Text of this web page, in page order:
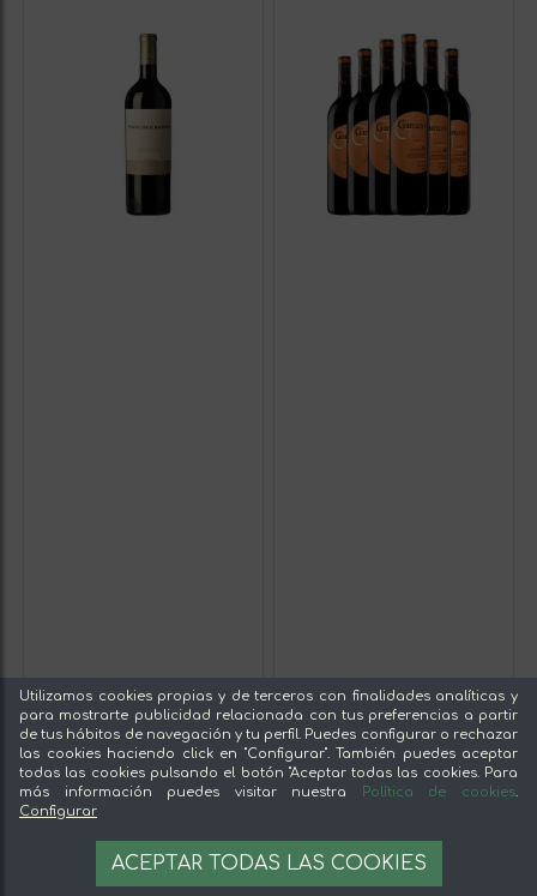
Utilizamos cookies propias y de terceros con finalidades analíticas y
para mostrarte publicidad relacionada con tus preferencias a partir
de tus hábitos de navegación y tu perfil. Puedes configurar o rechazar
las cookies haciendo click en "Configurar". También puedes aceptar
todas las cookies pulsando el botón "Aceptar todas las cookies. Para
más información puedes visitar nuestra
Política de cookies.
Configurar
ACEPTAR TODAS LAS COOKIES